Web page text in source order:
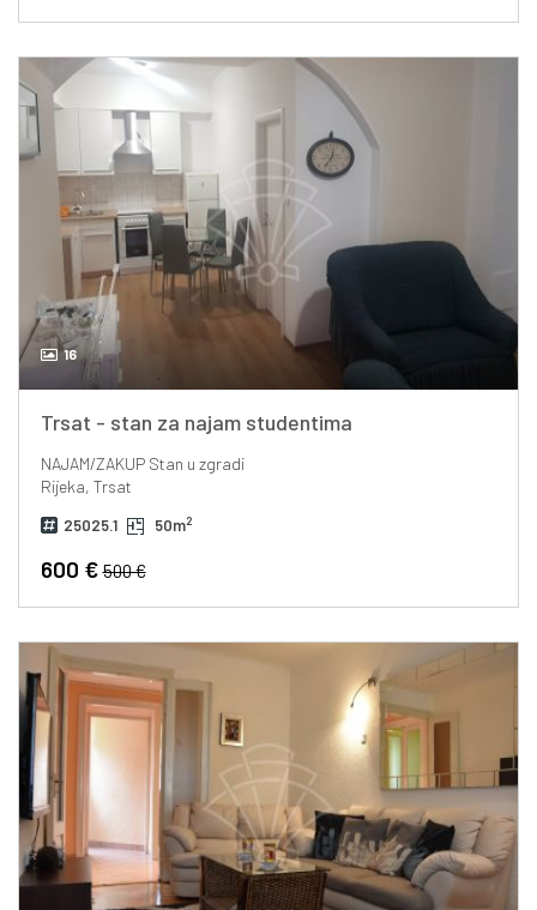
16
Trsat - stan za najam studentima
NAJAM/ZAKUPStan u zgradi
Rijeka, Trsat
25025.1 50m2
600 €500 €